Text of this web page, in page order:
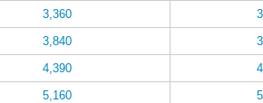
3,360
3,840
4,390
5,160